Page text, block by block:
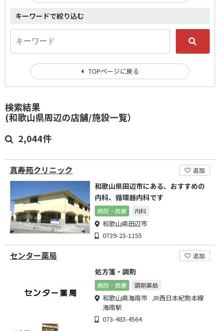
検索結果
(和歌山県周辺の店舗/施設一覧）
2,044件
真寿苑クリニック 追加
和歌山県田辺市にある、おすすめの
内科、循環器内科です
病院・医療 内科
和歌山県田辺市
0739-23-1155
センター薬局 追加
処方箋・調剤
病院・医療 調剤薬局
和歌山県海南市 JR西日本紀勢本線
海南駅
073-483-4564
キーワードで絞り込む
TOPページに戻る